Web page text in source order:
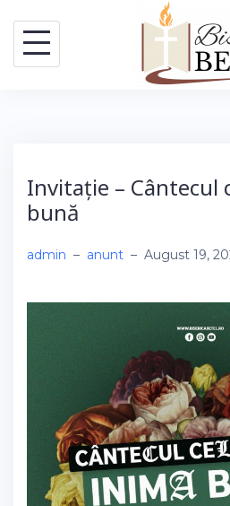
content
Invitație – Cântecul
bună
admin – anunt – August 19,